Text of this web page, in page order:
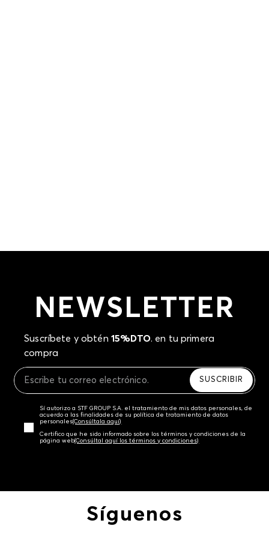
NEWSLETTER
Suscríbete y obtén 15%DTO. en tu primera
compra
SUSCRIBIR
Sí autorizo a STF GROUP S.A. el tratamiento de mis datos personales, de
acuerdo a las finalidades de su política de tratamiento de datos
personales‎(Consúltala aquí)
Certifico que he sido informado sobre los términos y condiciones de la
página web‎(Consúltal aquí los términos y condiciones)
Síguenos